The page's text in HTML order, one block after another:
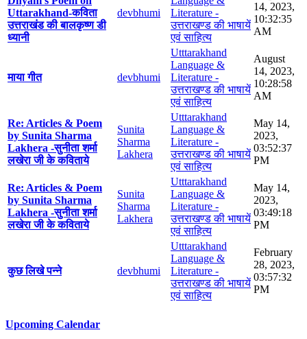
Uttarakhand-कविता
उत्तराखंड की बालकृष्ण डी
ध्यानी
devbhumi
Literature -
उत्तराखण्ड की भाषायें
एवं साहित्य
14, 2023,
10:32:35
AM
माया गीत devbhumi
Utttarakhand
Language &
Literature -
उत्तराखण्ड की भाषायें
एवं साहित्य
August
14, 2023,
10:28:58
AM
Re: Articles & Poem
by Sunita Sharma
Lakhera -सुनीता शर्मा
लखेरा जी के कविताये
Sunita
Sharma
Lakhera
Utttarakhand
Language &
Literature -
उत्तराखण्ड की भाषायें
एवं साहित्य
May 14,
2023,
03:52:37
PM
Re: Articles & Poem
by Sunita Sharma
Lakhera -सुनीता शर्मा
लखेरा जी के कविताये
Sunita
Sharma
Lakhera
Utttarakhand
Language &
Literature -
उत्तराखण्ड की भाषायें
एवं साहित्य
May 14,
2023,
03:49:18
PM
कुछ लिखे पन्ने devbhumi
Utttarakhand
Language &
Literature -
उत्तराखण्ड की भाषायें
एवं साहित्य
February
28, 2023,
03:57:32
PM
Upcoming Calendar